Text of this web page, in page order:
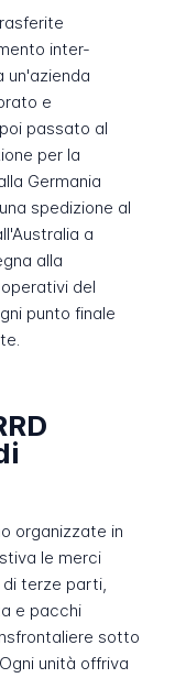
inter-
un'azienda
e
passato al
per la
Germania
spedizione al
a
alla
del
punto finale
organizzate in
le merci
terze parti,
e pacchi
sotto
unità offriva